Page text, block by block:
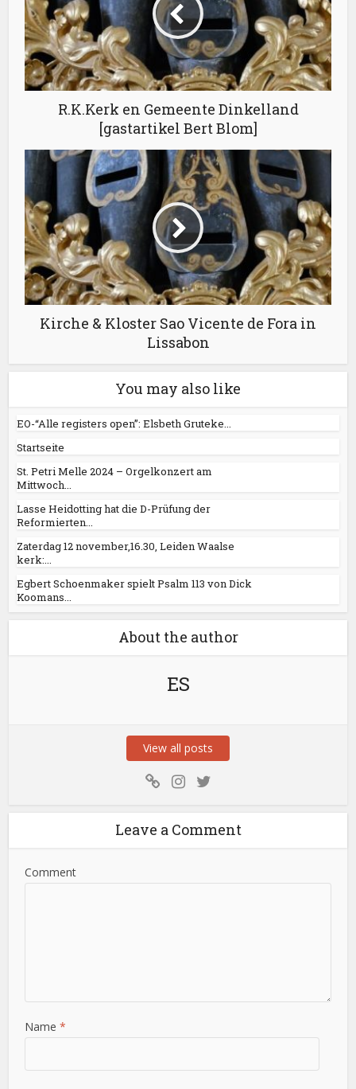
R.K.Kerk en Gemeente Dinkelland
[gastartikel Bert Blom]
Kirche & Kloster Sao Vicente de Fora in
Lissabon
You may also like
EO-“Alle registers open”: Elsbeth Gruteke...
Startseite
St. Petri Melle 2024 – Orgelkonzert am
Mittwoch...
Lasse Heidotting hat die D-Prüfung der
Reformierten...
Zaterdag 12 november,16.30, Leiden Waalse
kerk:...
Egbert Schoenmaker spielt Psalm 113 von Dick
Koomans...
About the author
ES
View all posts
Leave a Comment
Comment
Name*